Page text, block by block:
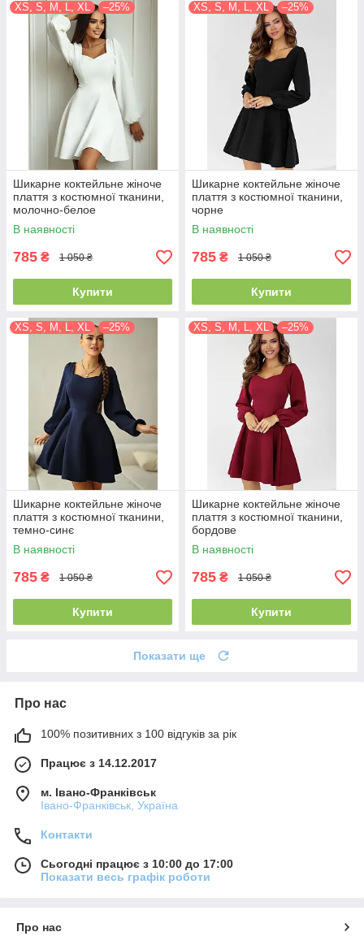
XS, S, M, L, XL –25%
Шикарне коктейльне жіноче
плаття з костюмної тканини,
молочно-белое
В наявності
785 ₴ 1 050 ₴
Купити
XS, S, M, L, XL –25%
Шикарне коктейльне жіноче
плаття з костюмної тканини,
чорне
В наявності
785 ₴ 1 050 ₴
Купити
XS, S, M, L, XL –25%
Шикарне коктейльне жіноче
плаття з костюмної тканини,
темно-синє
В наявності
785 ₴ 1 050 ₴
Купити
XS, S, M, L, XL –25%
Шикарне коктейльне жіноче
плаття з костюмної тканини,
бордове
В наявності
785 ₴ 1 050 ₴
Купити
Показати ще
Про нас
100% позитивних з 100 відгуків за рік
Працює з 14.12.2017
м. Івано-Франківськ
Івано-Франківськ, Україна
Контакти
Сьогодні працює з 10:00 до 17:00
Показати весь графік роботи
Про нас